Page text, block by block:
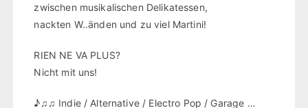
zwischen musikalischen Delikatessen,
nackten W..änden und zu viel Martini!
RIEN NE VA PLUS?
Nicht mit uns!
♪♫♫ Indie / Alternative / Electro Pop / Garage …